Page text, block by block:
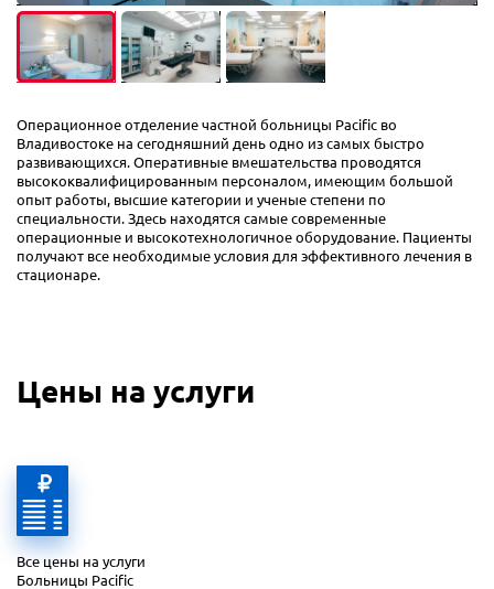
Операционное отделение частной больницы Pacific во
Владивостоке на сегодняшний день одно из самых быстро
развивающихся. Оперативные вмешательства проводятся
высококвалифицированным персоналом, имеющим большой
опыт работы, высшие категории и ученые степени по
специальности. Здесь находятся самые современные
операционные и высокотехнологичное оборудование. Пациенты
получают все необходимые условия для эффективного лечения в
стационаре.
Цены на услуги
Все цены на услуги
Больницы Pacific